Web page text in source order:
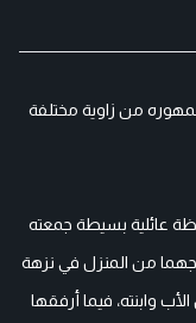
من زاوية مختلفة
عائلية بسيطة جمعته
من المنزل في نزهة
وابنته، فيما أرفقها